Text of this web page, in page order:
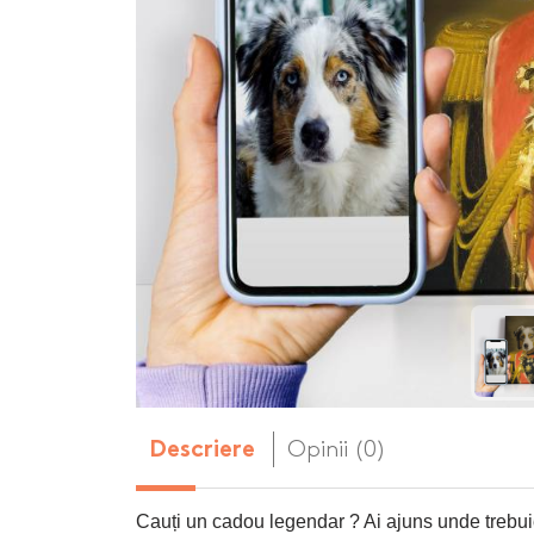
Body-uri copii personalizate
Brelocuri personalizate
Brichete personalizate
Briceag personalizat
Dop
de vin
Dozatoare de
personalizate
Genti de plaja
Genti sport
Ghiozdane
Halbe de bere
Huse
Descriere Opinii (0)
Cauți un cadou legendar ? Ai ajuns unde